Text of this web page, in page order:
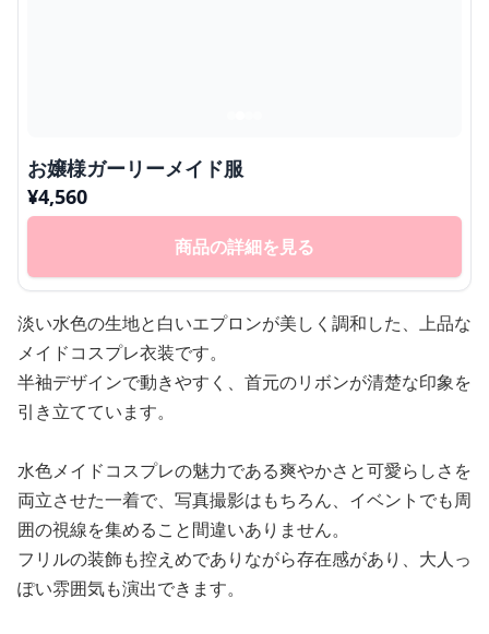
お嬢様ガーリーメイド服
¥4,560
商品の詳細を見る
淡い水色の生地と白いエプロンが美しく調和した、上品な
メイドコスプレ衣装です。
半袖デザインで動きやすく、首元のリボンが清楚な印象を
引き立てています。
水色メイドコスプレの魅力である爽やかさと可愛らしさを
両立させた一着で、写真撮影はもちろん、イベントでも周
囲の視線を集めること間違いありません。
フリルの装飾も控えめでありながら存在感があり、大人っ
ぽい雰囲気も演出できます。